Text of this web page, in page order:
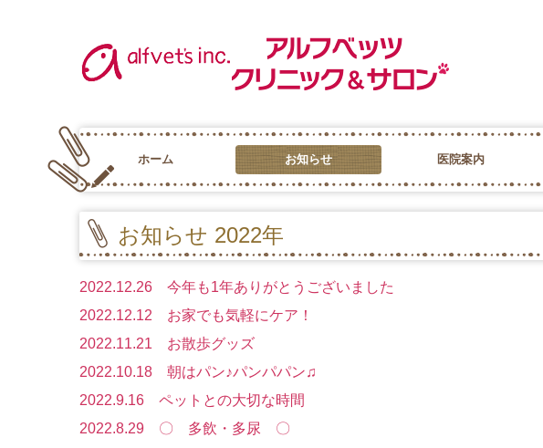
ホーム お知らせ
お知らせ 2025年
お知らせ 2024年
お知らせ 2023年
お知らせ 2022年
お知らせ 2021年
お知らせ 2020年
お知らせ 2019年
お知らせ 2018年
お知らせ 2017年
お知らせ 2015年
医院案内
スタッフ紹介
求人情報
お知らせ 2022年
2022.12.26 今年も1年ありがとうございました
2022.12.12 お家でも気軽にケア！
2022.11.21 お散歩グッズ
2022.10.18 朝はパン♪パンパパン♫
2022.9.16 ペットとの大切な時間
2022.8.29 〇 多飲・多尿 〇